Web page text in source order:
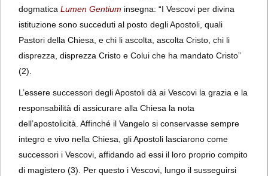
dogmatica Lumen Gentium insegna: “I Vescovi per divina
istituzione sono succeduti al posto degli Apostoli, quali
Pastori della Chiesa, e chi li ascolta, ascolta Cristo, chi li
disprezza, disprezza Cristo e Colui che ha mandato Cristo”
(2).
L’essere successori degli Apostoli dà ai Vescovi la grazia e la
responsabilità di assicurare alla Chiesa la nota
dell’apostolicità. Affinché il Vangelo si conservasse sempre
integro e vivo nella Chiesa, gli Apostoli lasciarono come
successori i Vescovi, affidando ad essi il loro proprio compito
di magistero (3). Per questo i Vescovi, lungo il susseguirsi